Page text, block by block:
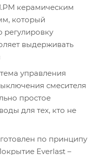
керамическим
который
регулировку
выдерживать
управления
смесителя
простое
для тех, кто не
по принципу
Everlast –